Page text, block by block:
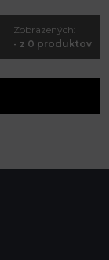
Zobrazených:
- z 0 produktov